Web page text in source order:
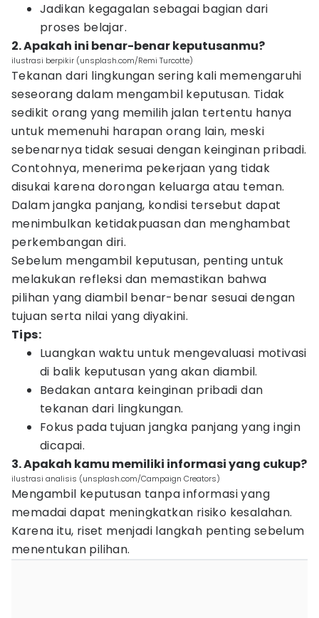
Jadikan kegagalan sebagai bagian dari
proses belajar.
2. Apakah ini benar-benar keputusanmu?
ilustrasi berpikir (unsplash.com/Remi Turcotte)
Tekanan dari lingkungan sering kali memengaruhi
seseorang dalam mengambil keputusan. Tidak
sedikit orang yang memilih jalan tertentu hanya
untuk memenuhi harapan orang lain, meski
sebenarnya tidak sesuai dengan keinginan pribadi.
Contohnya, menerima pekerjaan yang tidak
disukai karena dorongan keluarga atau teman.
Dalam jangka panjang, kondisi tersebut dapat
menimbulkan ketidakpuasan dan menghambat
perkembangan diri.
Sebelum mengambil keputusan, penting untuk
melakukan refleksi dan memastikan bahwa
pilihan yang diambil benar-benar sesuai dengan
tujuan serta nilai yang diyakini.
Tips:
Luangkan waktu untuk mengevaluasi motivasi
di balik keputusan yang akan diambil.
Bedakan antara keinginan pribadi dan
tekanan dari lingkungan.
Fokus pada tujuan jangka panjang yang ingin
dicapai.
3. Apakah kamu memiliki informasi yang cukup?
ilustrasi analisis (unsplash.com/Campaign Creators)
Mengambil keputusan tanpa informasi yang
memadai dapat meningkatkan risiko kesalahan.
Karena itu, riset menjadi langkah penting sebelum
menentukan pilihan.